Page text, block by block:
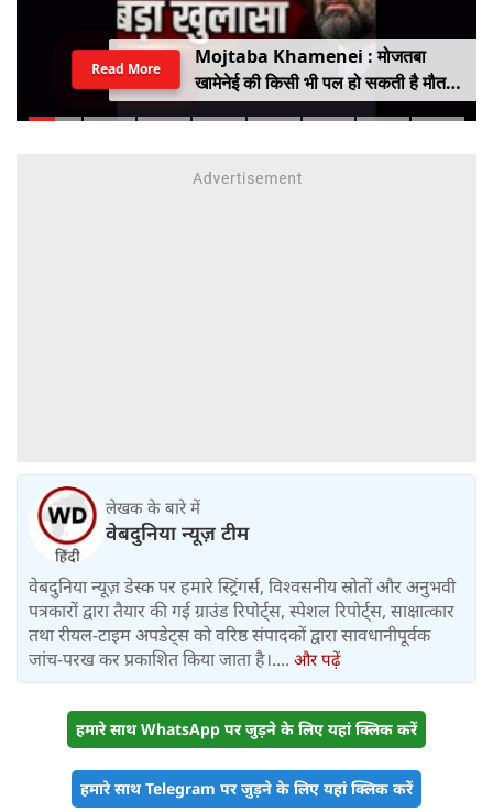
Mojtaba Khamenei : मोजतबा
खामेनेई की किसी भी पल हो सकती है मौत,
इजराइली मीडिया के दावे के बीच सामने आया
Read More
लेखक के बारे में
वेबदुनिया न्यूज़ टीम
वेबदुनिया न्यूज़ डेस्क पर हमारे स्ट्रिंगर्स, विश्वसनीय स्रोतों और अनुभवी
पत्रकारों द्वारा तैयार की गई ग्राउंड रिपोर्ट्स, स्पेशल रिपोर्ट्स, साक्षात्कार
तथा रीयल-टाइम अपडेट्स को वरिष्ठ संपादकों द्वारा सावधानीपूर्वक
जांच-परख कर प्रकाशित किया जाता है।.... और पढ़ें
हमारे साथ WhatsApp पर जुड़ने के लिए यहां क्लिक करें
हमारे साथ Telegram पर जुड़ने के लिए यहां क्लिक करें